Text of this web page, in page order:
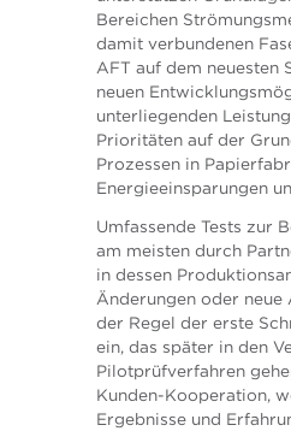
Bereichen
damit verbundenen
AFT auf dem neuesten
neuen
unterliegenden
Prioritäten auf der
Prozessen in
Energieeinsparungen
Umfassende Tests zur
am meisten durch
in dessen
Änderungen oder neue
der Regel der erste
ein, das später in den
Pilotprüfverfahren
Kunden-Kooperation,
Ergebnisse und